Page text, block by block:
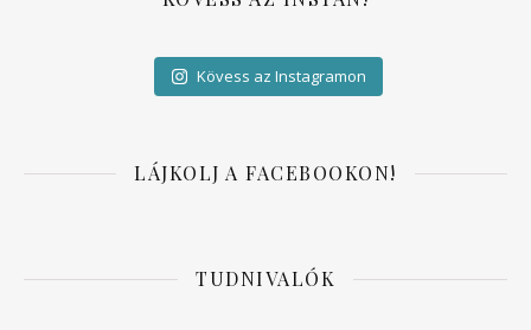
Kövess az Instagramon
LÁJKOLJ A FACEBOOKON!
TUDNIVALÓK